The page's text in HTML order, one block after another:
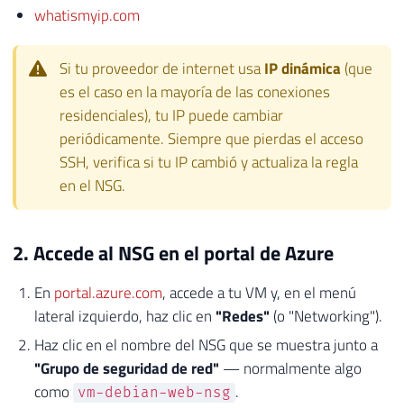
whatismyip.com
Si tu proveedor de internet usaIP dinámica (que
es el caso en la mayoría de las conexiones
residenciales), tu IP puede cambiar
periódicamente. Siempre que pierdas el acceso
SSH, verifica si tu IP cambió y actualiza la regla
en el NSG.
2. Accede al NSG en el portal de Azure
En portal.azure.com, accede a tu VM y, en el menú
lateral izquierdo, haz clic en "Redes" (o "Networking").
Haz clic en el nombre del NSG que se muestra junto a
"Grupo de seguridad de red" — normalmente algo
como vm-debian-web-nsg .